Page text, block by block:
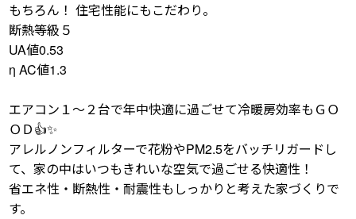
もちろん！ 住宅性能にもこだわり。
断熱等級５
UA値0.53
η AC値1.3
エアコン１～２台で年中快適に過ごせて冷暖房効率もＧＯ
ＯＤ👍✨
アレルノンフィルターで花粉やPM2.5をバッチリガードし
て、家の中はいつもきれいな空気で過ごせる快適性！
省エネ性・断熱性・耐震性もしっかりと考えた家づくりで
す。